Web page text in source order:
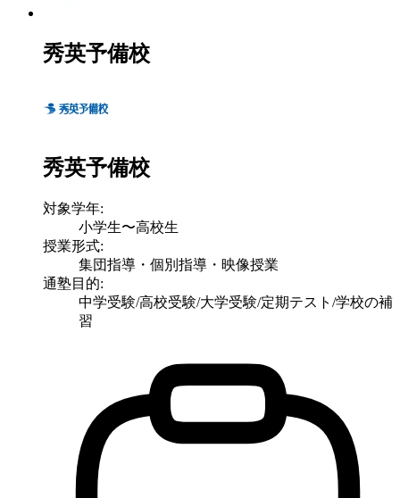
秀英予備校
秀英予備校
対象学年:
小学生〜高校生
授業形式:
集団指導・個別指導・映像授業
通塾目的:
中学受験/高校受験/大学受験/定期テスト/学校の補
習